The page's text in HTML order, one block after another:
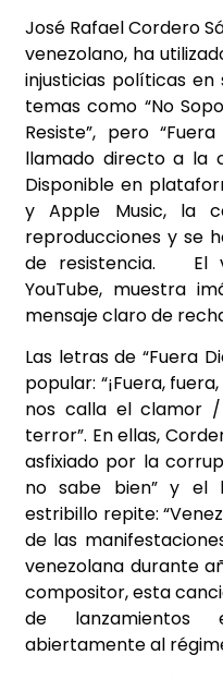
José Rafael Cordero
venezolano, ha
injusticias políticas en
temas como “No
Resiste”, pero
llamado directo a la
Disponible en
y Apple Music, la
reproducciones y se
de resistencia. El
YouTube, muestra
mensaje claro de
Las letras de “Fuera
popular: “¡Fuera,
nos calla el clamor /
terror”. En ellas,
asfixiado por la
no sabe bien” y el
estribillo repite:
de las
venezolana durante
compositor, esta
de
abiertamente al